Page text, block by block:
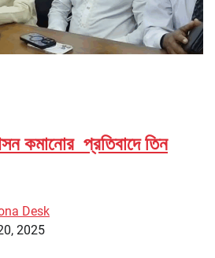
কমানোর প্রতিবাদে তিন
Desk
2025